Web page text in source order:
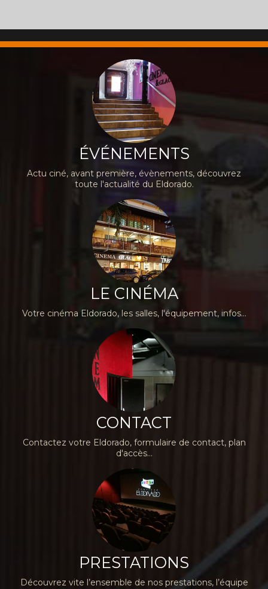
ÉVÉNEMENTS
Actu ciné, avant première, évènements, découvrez
toute l'actualité du Eldorado.
LE CINÉMA
Votre cinéma Eldorado, les salles, l'équipement, infos...
CONTACT
Contactez votre Eldorado, formulaire de contact, plan
d'accès...
PRESTATIONS
Découvrez vite l’ensemble de nos prestations, l’équipe